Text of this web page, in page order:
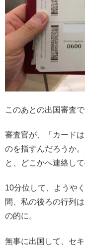
このあとの出国審査
審査官が、「カード
のを指すんだろうか
と、どこかへ連絡し
10分位して、ようや
間、私の後ろの行列
の的に。
無事に出国して、セ